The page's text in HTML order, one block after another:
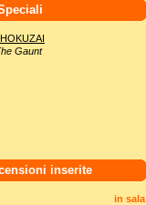
Gaunt
inserite
in sala